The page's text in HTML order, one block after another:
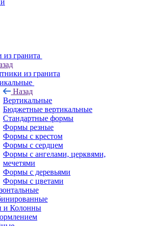
гранита
из гранита
Назад
Вертикальные
Бюджетные вертикальные
Стандартные формы
Формы резные
Формы с крестом
Формы с сердцем
Формы с ангелами, церквями,
мечетями
Формы с деревьями
Формы с цветами
и Колонны